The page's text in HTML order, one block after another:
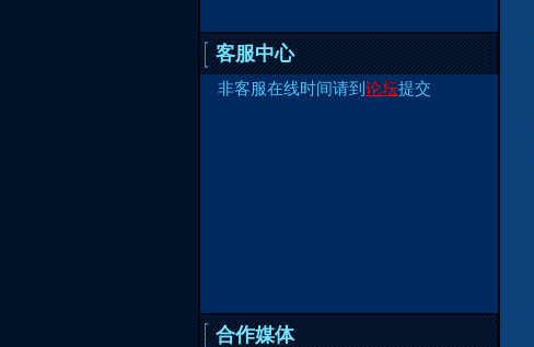
客服中心
非客服在线时间请到 论坛提交
合作媒体